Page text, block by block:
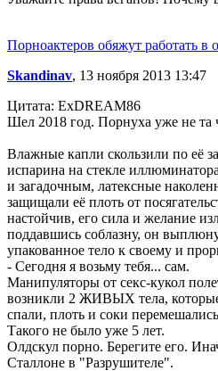
Порноактеров обяжут работать в
Skandinav, 13 ноября 2013 13:47
Цитата: ExDREAM86
Шел 2018 год. Порнуха уже не та
Влажные капли скользили по её
испарина на стекле
и загадочным, латексные
защищали её плоть от
настойчив, его сила и желание
поддавшись соблазну, он
упакованное тело к своему и
- Сегодня я возьму тебя... сам.
Манипуляторы от секс-кукол
возникли 2 ЖИВЫХ тела,
спали, плоть и соки
Такого не было уже 5 лет.
Олдскул порно. Берегите его.
Сталлоне в "Разрушителе".